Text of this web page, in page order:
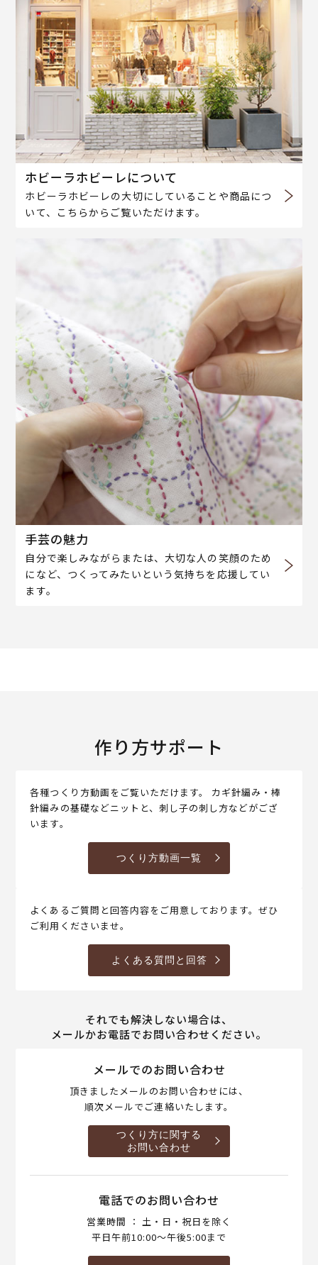
ホビーラホビーレについて
ホビーラホビーレの大切にしていることや商品につ
いて、こちらからご覧いただけます。
手芸の魅力
自分で楽しみながらまたは、大切な人の笑顔のため
になど、つくってみたいという気持ちを応援してい
ます。
作り方サポート
各種つくり方動画をご覧いただけます。 カギ針編み・棒
針編みの基礎などニットと、刺し子の刺し方などがござ
います。
つくり方動画一覧
よくあるご質問と回答内容をご用意しております。ぜひ
ご利用くださいませ。
よくある質問と回答
それでも解決しない場合は、
メールかお電話でお問い合わせください。
メールでのお問い合わせ
頂きましたメールのお問い合わせには、
順次メールでご連絡いたします。
つくり方に関する
お問い合わせ
電話でのお問い合わせ
営業時間 ： 土・日・祝日を除く
平日午前10:00～午後5:00まで